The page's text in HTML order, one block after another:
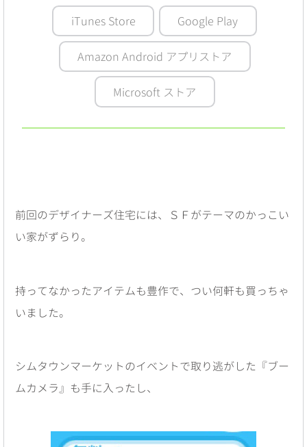
iTunes Store Google Play
Amazon Android アプリストア
Microsoft ストア
前回のデザイナーズ住宅には、ＳＦがテーマのかっこい
い家がずらり。
持ってなかったアイテムも豊作で、つい何軒も買っちゃ
いました。
シムタウンマーケットのイベントで取り逃がした『ブー
ムカメラ』も手に入ったし、